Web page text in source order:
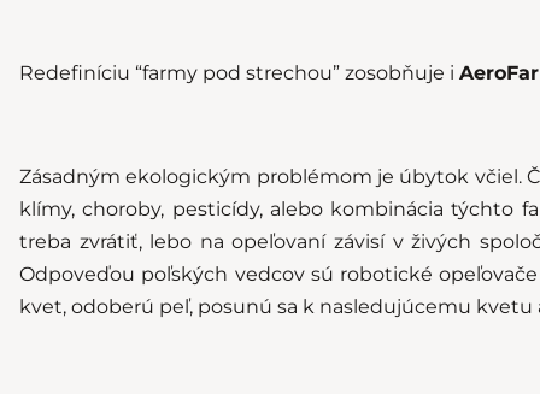
Redefiníciu “farmy pod strechou” zosobňuje i
Zásadným ekologickým problémom je úbytok včiel.
klímy, choroby, pesticídy, alebo kombinácia týchto
treba zvrátiť, lebo na opeľovaní závisí v živých
Odpoveďou poľských vedcov sú robotické
kvet, odoberú peľ, posunú sa k nasledujúcemu kvetu